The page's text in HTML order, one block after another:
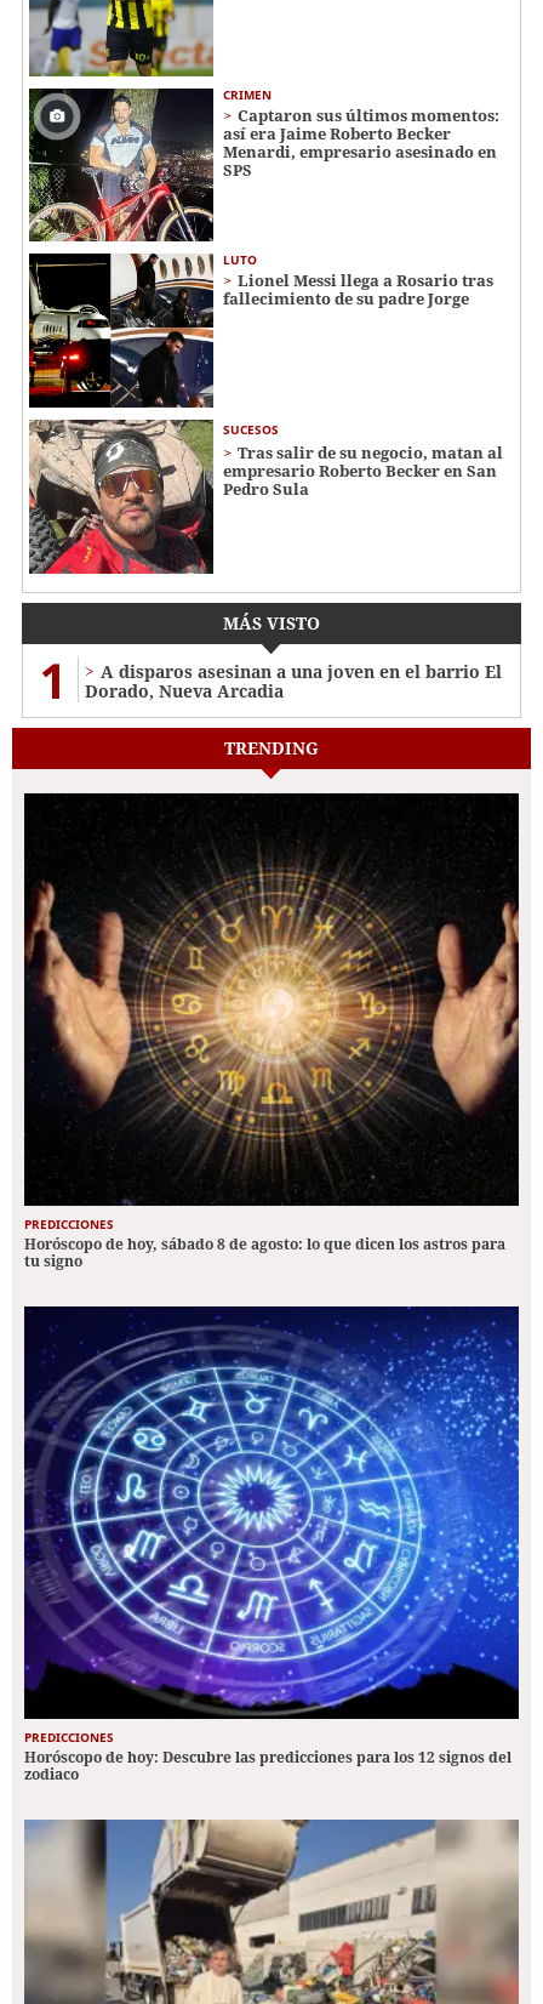
CRIMEN
Captaron sus últimos momentos:
así era Jaime Roberto Becker
Menardi​​​, empresario asesinado en
SPS
LUTO
Lionel Messi llega a Rosario tras
fallecimiento de su padre Jorge
SUCESOS
Tras salir de su negocio, matan al
empresario Roberto Becker en San
Pedro Sula
MÁS VISTO
1
A disparos asesinan a una joven en el barrio El
Dorado, Nueva Arcadia
TRENDING
PREDICCIONES
Horóscopo de hoy, sábado 8 de agosto: lo que dicen los astros para
tu signo
PREDICCIONES
Horóscopo de hoy: Descubre las predicciones para los 12 signos del
zodiaco